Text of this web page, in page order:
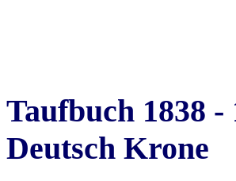
Taufbuch 1838
Deutsch Krone